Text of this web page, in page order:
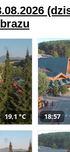
19,1 °C 18:57